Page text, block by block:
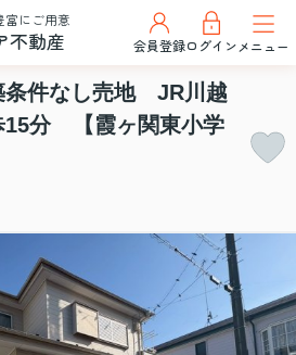
富にご用意
不動産 会員登録ログインメニュー
件なし売地 JR川越
15分 【霞ヶ関東小学